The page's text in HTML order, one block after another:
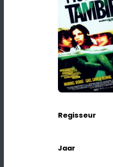
Regisseur
Jaar